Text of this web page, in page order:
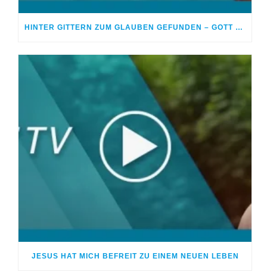
HINTER GITTERN ZUM GLAUBEN GEFUNDEN – GOTT BEGEGNETE MIR IM KNAST
JESUS HAT MICH BEFREIT ZU EINEM NEUEN LEBEN